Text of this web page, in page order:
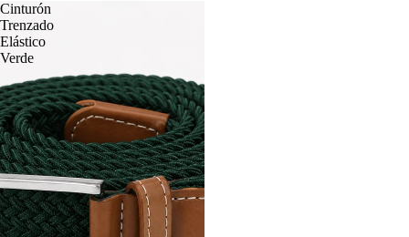
Cinturón
Trenzado
Elástico
Verde